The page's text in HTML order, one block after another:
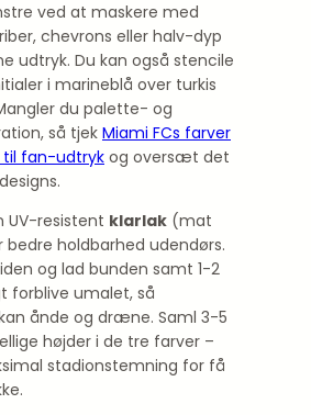
ved at maskere med
chevrons eller halv-dyp
udtryk. Du kan også stencile
i marineblå over turkis
du palette- og
så tjek Miami FCs farver
til fan-udtryk og oversæt det
UV-resistent klarlak (mat
holdbarhed udendørs.
og lad bunden samt 1-2
forblive umalet, så
ånde og dræne. Saml 3-5
højder i de tre farver –
stadionstemning for få